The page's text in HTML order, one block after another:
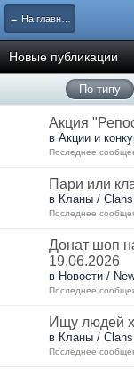
← На главную
Новые публикации
По типу
Акция
в Акции и
Последнее
Пари или
в Кланы /
Последнее
Донат шоп
19.06.2026
в Новости /
Последнее
Ищу людей
в Кланы /
Последнее